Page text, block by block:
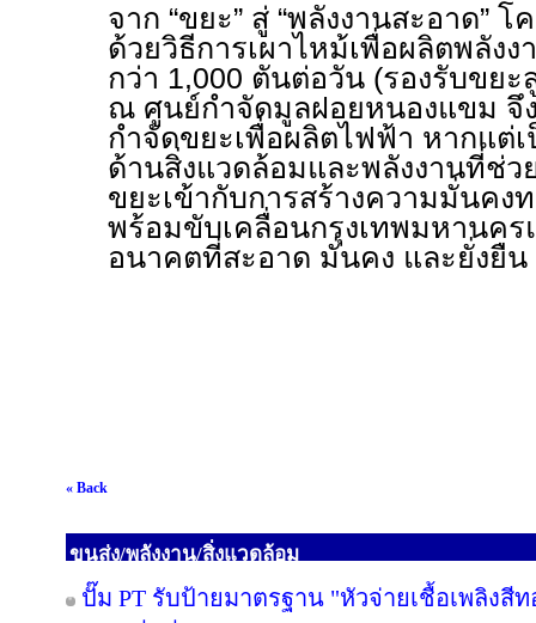
จาก “ขยะ” สู่ “พลังงานสะอาด”
ด้วยวิธีการเผาไหม้เพื่อผลิตพลัง
กว่า 1,000 ตันต่อวัน (รองรับขย
ณ ศูนย์กำจัดมูลฝอยหนองแขม จึ
กำจัดขยะเพื่อผลิตไฟฟ้า หากแต่
ด้านสิ่งแวดล้อมและพลังงานที่ช่ว
ขยะเข้ากับการสร้างความมั่นคง
พร้อมขับเคลื่อนกรุงเทพมหานคร
อนาคตที่สะอาด มั่นคง และยั่งยืน
« Back
ขนส่ง/พลังงาน/สิ่งแวดล้อม
ปั๊ม PT รับป้ายมาตรฐาน "หัวจ่ายเชื้อเพลิงสี